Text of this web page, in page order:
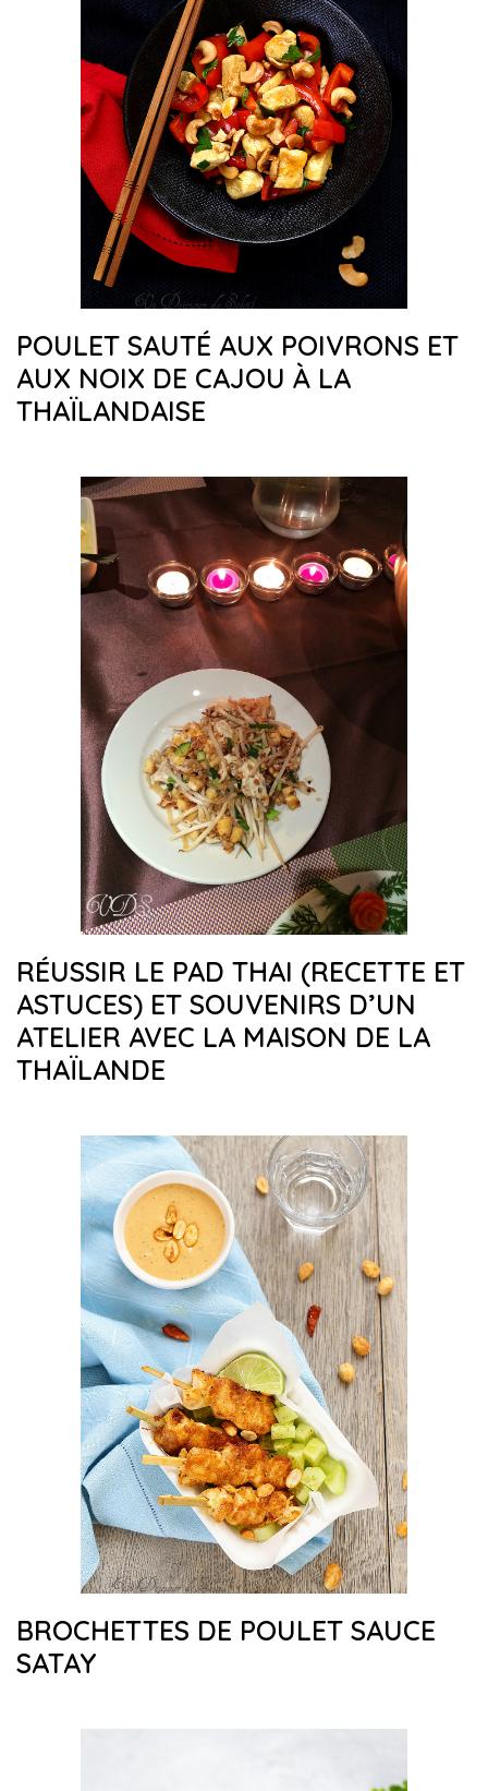
POULET SAUTÉ AUX POIVRONS ET
AUX NOIX DE CAJOU À LA
THAÏLANDAISE
RÉUSSIR LE PAD THAI (RECETTE ET
ASTUCES) ET SOUVENIRS D’UN
ATELIER AVEC LA MAISON DE LA
THAÏLANDE
BROCHETTES DE POULET SAUCE
SATAY